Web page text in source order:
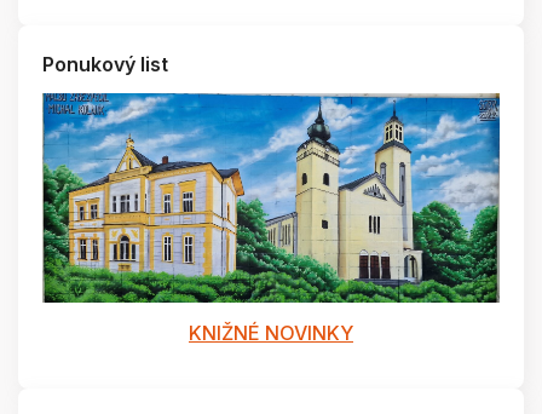
Ponukový list
KNIŽNÉ NOVINKY